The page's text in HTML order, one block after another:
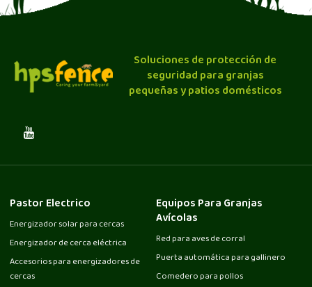
Soluciones de protección de
seguridad para granjas
pequeñas y patios domésticos
Pastor Electrico
Energizador solar para cercas
Energizador de cerca eléctrica
Accesorios para energizadores de
cercas
Equipos Para Granjas
Avícolas
Red para aves de corral
Puerta automática para gallinero
Comedero para pollos